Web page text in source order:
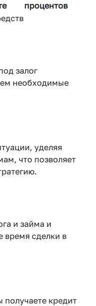
процентов
залог
необходимые
уделяя
что позволяет
и займа и
время сделки в
получаете кредит